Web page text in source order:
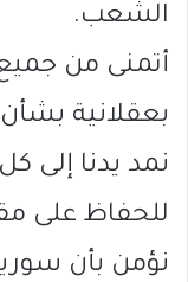
الشعب.
أتمنى من
بعقلانية
نمد يدنا
للحفاظ على
نؤمن بأن